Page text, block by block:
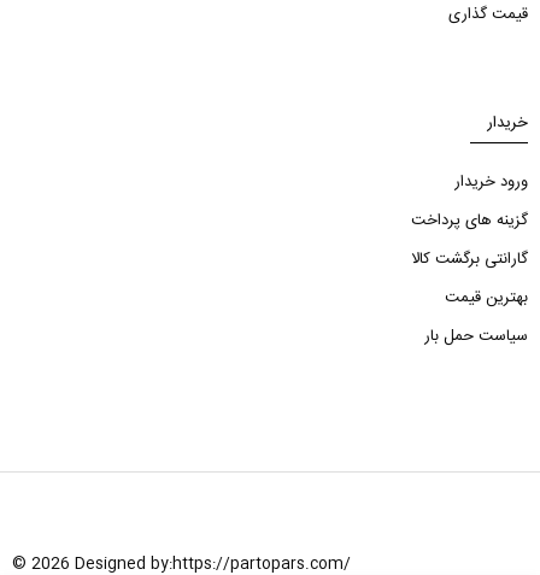
قیمت گذاری
خریدار
ورود خریدار
گزینه های پرداخت
گارانتی برگشت کالا
بهترین قیمت
سیاست حمل بار
© 2026 Designed by:https://partopars.com/